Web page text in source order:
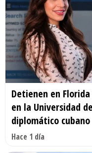
Detienen en
en la Universidad
diplomático cubano
Hace 1 día